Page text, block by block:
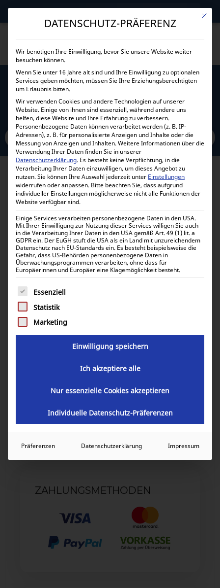
→
STROMWANDLER 300A ZU 5A DM2TMA0300
AUFKLAPPBAR
Home Alle Produkte Zubehör Energy Meter
Stromwandler 300A zu 5A DM2TMA0300 Aufklappbar
100,60€ inkl. 0% MwSt.
119,71€inkl. 19% MwSt.
Stromwandler 300A zu 5A
DM2TMA0300 Aufklappbar
35100-00084
ZAHLUNGSMETHODEN
Mit
DATENSCHUTZ-PRÄFERENZ
Wir benötigen Ihre Einwilligung, bevor Sie unsere Website weiter
besuchen können.
Wenn Sie unter 16 Jahre alt sind und Ihre Einwilligung zu optionalen
Services geben möchten, müssen Sie Ihre Erziehungsberechtigten
um Erlaubnis bitten.
Wir verwenden Cookies und andere Technologien auf unserer
Website. Einige von ihnen sind essenziell, während andere uns
helfen, diese Website und Ihre Erfahrung zu verbessern.
Personenbezogene Daten können verarbeitet werden (z. B. IP-
Adressen), z. B. für personalisierte Anzeigen und Inhalte oder die
Messung von Anzeigen und Inhalten.Weitere Informationen über die
Verwendung Ihrer Daten finden Sie in unserer
Datenschutzerklärung. Es besteht keine Verpflichtung, in die
Verarbeitung Ihrer Daten einzuwilligen, um dieses Angebot zu
nutzen.Sie können Ihre Auswahl jederzeit unter Einstellungen
widerrufen oder anpassen. Bitte beachten Sie, dass aufgrund
individueller Einstellungen möglicherweise nicht alle Funktionen der
Website verfügbar sind.
Einige Services verarbeiten personenbezogene Daten in den USA.
Mit Ihrer Einwilligung zur Nutzung dieser Services willigen Sie auch
in die Verarbeitung Ihrer Daten in den USA gemäß Art. 49 (1) lit. a
GDPR ein. Der EuGH stuft die USA als ein Land mit unzureichendem
Datenschutz nach EU-Standards ein. Es besteht beispielsweise die
Gefahr, dass US-Behörden personenbezogene Daten in
Überwachungsprogrammen verarbeiten, ohne dass für
Europäerinnen und Europäer eine Klagemöglichkeit besteht.
Es folgt eine Liste der Service-Gruppen, für die eine
Essenziell
Statistik
Marketing
Einwilligung speichern
Ich akzeptiere alle
Nur essenzielle Cookies akzeptieren
Individuelle Datenschutz-Präferenzen
Präferenzen Datenschutzerklärung Impressum